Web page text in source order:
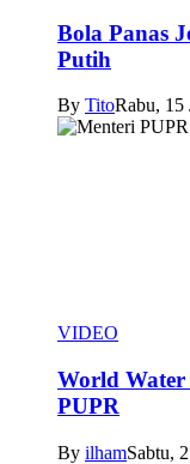
Bola Panas
Putih
By TitoRabu, 15
VIDEO
World
PUPR
By ilhamSabtu,